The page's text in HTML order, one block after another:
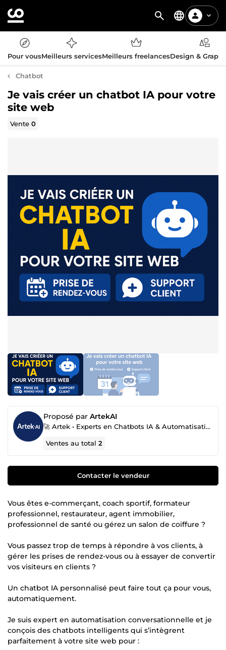
Pour vousMeilleurs servicesMeilleurs freelancesDesign &
Chatbot
Je vais créer un chatbot IA pour votre
site web
Vente0
Proposé par ArtekAI
🚀 Artek • Experts en Chatbots IA & Automatisation Business
Ventes au total2
Contacter le vendeur
Vous êtes e-commerçant, coach sportif, formateur
professionnel, restaurateur, agent immobilier,
professionnel de santé ou gérez un salon de coiffure ?
Vous passez trop de temps à répondre à vos clients, à
gérer les prises de rendez-vous ou à essayer de convertir
vos visiteurs en clients ?
Un chatbot IA personnalisé peut faire tout ça pour vous,
automatiquement.
Je suis expert en automatisation conversationnelle et je
conçois des chatbots intelligents qui s’intègrent
parfaitement à votre site web pour :